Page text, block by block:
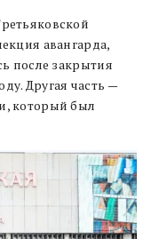
авангарда,
после закрытия
Другая часть —
который был